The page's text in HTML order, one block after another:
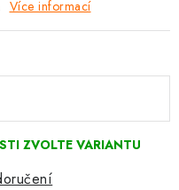
Více informací